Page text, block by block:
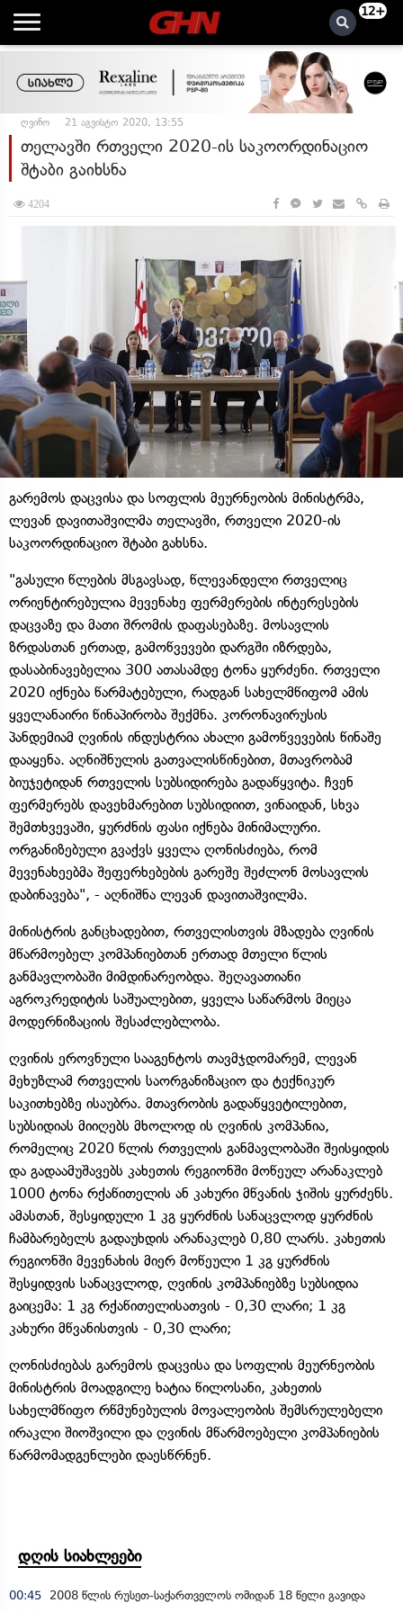
12+
ღვინო 21 აგვისტო 2020, 13:55
თელავში რთველი 2020-ის საკოორდინაციო
შტაბი გაიხსნა
4204
გარემოს დაცვისა და სოფლის მეურნეობის მინისტრმა,
ლევან დავითაშვილმა თელავში, რთველი 2020-ის
საკოორდინაციო შტაბი გახსნა.
"გასული წლების მსგავსად, წლევანდელი რთველიც
ორიენტირებულია მევენახე ფერმერების ინტერესების
დაცვაზე და მათი შრომის დაფასებაზე. მოსავლის
ზრდასთან ერთად, გამოწვევები დარგში იზრდება,
დასაბინავებელია 300 ათასამდე ტონა ყურძენი. რთველი
2020 იქნება წარმატებული, რადგან სახელმწიფომ ამის
ყველანაირი წინაპირობა შექმნა. კორონავირუსის
პანდემიამ ღვინის ინდუსტრია ახალი გამოწვევების წინაშე
დააყენა. აღნიშნულის გათვალისწინებით, მთავრობამ
ბიუჯეტიდან რთველის სუბსიდირება გადაწყვიტა. ჩვენ
ფერმერებს დავეხმარებით სუბსიდიით, ვინაიდან, სხვა
შემთხვევაში, ყურძნის ფასი იქნება მინიმალური.
ორგანიზებული გვაქვს ყველა ღონისძიება, რომ
მევენახეებმა შეფერხებების გარეშე შეძლონ მოსავლის
დაბინავება", - აღნიშნა ლევან დავითაშვილმა.
მინისტრის განცხადებით, რთველისთვის მზადება ღვინის
მწარმოებელ კომპანიებთან ერთად მთელი წლის
განმავლობაში მიმდინარეობდა. შეღავათიანი
აგროკრედიტის საშუალებით, ყველა საწარმოს მიეცა
მოდერნიზაციის შესაძლებლობა.
ღვინის ეროვნული სააგენტოს თავმჯდომარემ, ლევან
მეხუზლამ რთველის საორგანიზაციო და ტექნიკურ
საკითხებზე ისაუბრა. მთავრობის გადაწყვეტილებით,
სუბსიდიას მიიღებს მხოლოდ ის ღვინის კომპანია,
რომელიც 2020 წლის რთველის განმავლობაში შეისყიდის
და გადაამუშავებს კახეთის რეგიონში მოწეულ არანაკლებ
1000 ტონა რქაწითელის ან კახური მწვანის ჯიშის ყურძენს.
ამასთან, შესყიდული 1 კგ ყურძნის სანაცვლოდ ყურძნის
ჩამბარებელს გადაუხდის არანაკლებ 0,80 ლარს. კახეთის
რეგიონში მევენახის მიერ მოწეული 1 კგ ყურძნის
შესყიდვის სანაცვლოდ, ღვინის კომპანიებზე სუბსიდია
გაიცემა: 1 კგ რქაწითელისათვის - 0,30 ლარი; 1 კგ
კახური მწვანისთვის - 0,30 ლარი;
ღონისძიებას გარემოს დაცვისა და სოფლის მეურნეობის
მინისტრის მოადგილე ხატია წილოსანი, კახეთის
სახელმწიფო რწმუნებულის მოვალეობის შემსრულებელი
ირაკლი შიოშვილი და ღვინის მწარმოებელი კომპანიების
წარმომადგენლები დაესწრნენ.
დღის სიახლეები
00:45 2008 წლის რუსეთ-საქართველოს ომიდან 18 წელი გავიდა